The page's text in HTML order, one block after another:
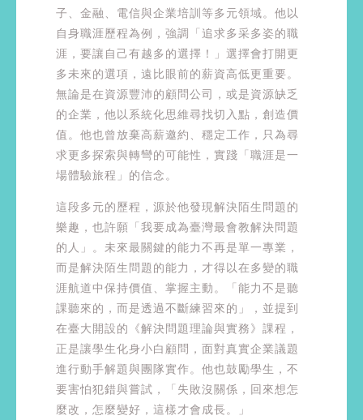
子、金融、電信與企業培訓等多元領域。他以
自身職涯歷程為例，強調「追求多采多姿的職
涯，要讓自己有越多的選擇！」選擇會打開更
多未來的選項，遠比眼前的薪資高低更重要。
無論是在資源豐沛的顧問公司，或是資源缺乏
的企業，他以系統化思維尋找切入點，創造價
值。他也曾放棄高薪邀約、穩定工作，只為尋
求更多探索與轉彎的可能性，實踐「職涯是一
場體驗旅程」的信念。
這段多元的歷程，源於他發現解決陌生問題的
樂趣，也許願「我要成為臺灣最會教解決問題
的人」。未來最關鍵的能力不再是單一專業，
而是解決陌生問題的能力，才得以在多變的職
涯航道中保持價值、掌握主動。「能力不是聽
課聽來的，而是透過不斷練習來的」，並提到
在臺大開設的《解決問題理論與實務》課程，
正是讓學生化身小白顧問，面對真實企業議題
進行動手解題與團隊實作。他也鼓勵學生，不
要害怕犯錯與嘗試，「失敗沒關係，回來想怎
麼改，怎麼變好，這樣才會成長。」